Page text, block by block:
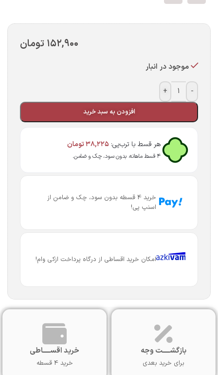
۱۵۲,۹۰۰ تومان
موجود در انبار
-
+
افزودن به سبد خرید
هر قسط با ترب‌پی: ۳۸,۲۲۵تومان
۴ قسط ماهانه. بدون سود، چک و ضامن.
خرید 4 قسطه بدون سود، چک و ضامن از
اسنپ پی!
امکان خرید اقساطی از درگاه پرداخت ازکی وام!
بازگشـــــت وجه
برای خرید بعدی
خرید اقســـــاطی
خرید 4 قسطه